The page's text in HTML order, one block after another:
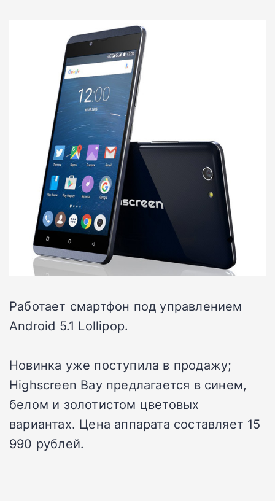
Работает смартфон под управлением
Android 5.1 Lollipop.
Новинка уже поступила в продажу;
Highscreen Bay предлагается в синем,
белом и золотистом цветовых
вариантах. Цена аппарата составляет 15
990 рублей.